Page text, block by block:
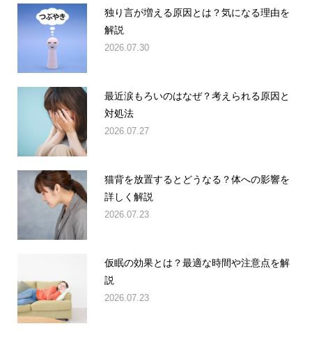
独り言が増える原因とは？気になる理由を
解説
2026.07.30
最近涙もろいのはなぜ？考えられる原因と
対処法
2026.07.27
猫背を放置するとどうなる？体への影響を
詳しく解説
2026.07.23
仮眠の効果とは？最適な時間や注意点を解
説
2026.07.23